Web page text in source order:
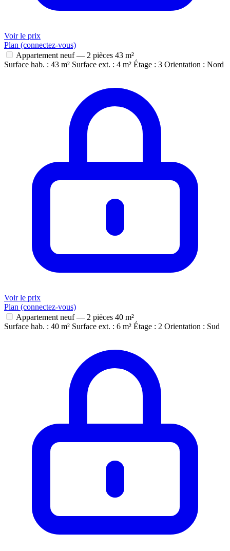
Voir le prix
Plan (connectez-vous)
Appartement neuf — 2 pièces 43 m²
Surface hab. : 43 m² Surface ext. : 4 m² Étage : 3 Orientation : Nord
Voir le prix
Plan (connectez-vous)
Appartement neuf — 2 pièces 40 m²
Surface hab. : 40 m² Surface ext. : 6 m² Étage : 2 Orientation : Sud